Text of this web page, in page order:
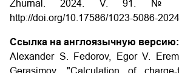
Zhurnal. 2024. V. 91. №
http://doi.org/10.17586/1023-5086-
Ссылка на англоязычную версию:
Alexander S. Fedorov, Egor V.
Gerasimov, "Calculation of charge-